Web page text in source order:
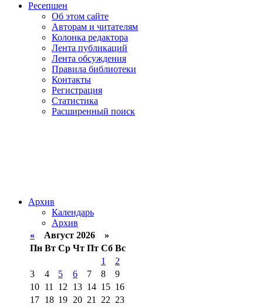
Ресепшен
Об этом сайте
Авторам и читателям
Колонка редактора
Лента публикаций
Лента обсуждения
Правила библиотеки
Контакты
Регистрация
Статистика
Расширенный поиск
Архив
Календарь
Архив
« Август 2026 »
Пн Вт Ср Чт Пт Сб Вс
1
2
3
4 5 6 7 8
9
10 11 12 13 14 15 16
17 18 19 20 21 22 23